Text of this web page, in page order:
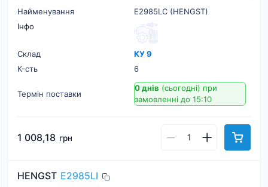
Найменування
E2985LC (HENGST)
Інфо
Склад
КУ 9
К-cть
6
Термін поставки
0 днів (сьогодні) при
замовленні до 15:10
1 008,18 грн
HENGST E2985LI